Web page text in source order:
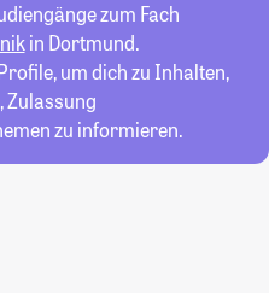
zum Fach
in Dortmund.
um dich zu Inhalten,
Zulassung
zu informieren.